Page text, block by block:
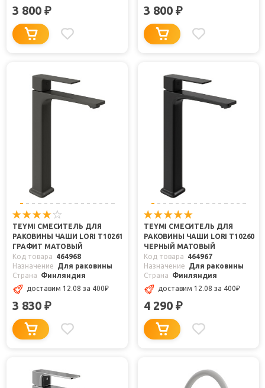
3 800 ₽ 3 800 ₽
TEYMI СМЕСИТЕЛЬ ДЛЯ
РАКОВИНЫ ЧАШИ LORI T10261
ГРАФИТ МАТОВЫЙ
Код товара
464968
Назначение
Для раковины
Страна
Финляндия
доставим 12.08 за 400₽
3 830 ₽
TEYMI СМЕСИТЕЛЬ ДЛЯ
РАКОВИНЫ ЧАШИ LORI T10260
ЧЕРНЫЙ МАТОВЫЙ
Код товара
464967
Назначение
Для раковины
Страна
Финляндия
доставим 12.08 за 400₽
4 290 ₽